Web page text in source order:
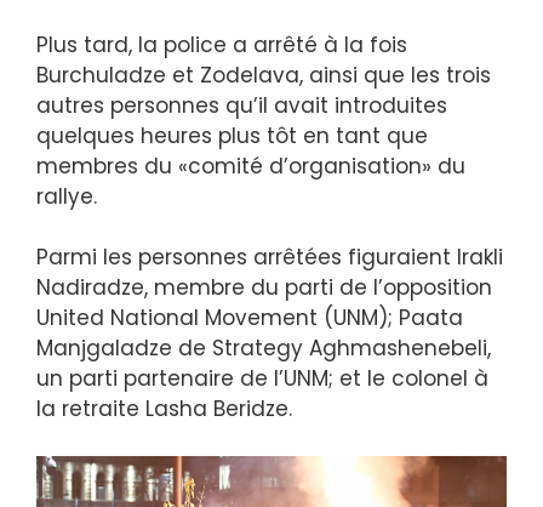
Plus tard, la police a arrêté à la fois
Burchuladze et Zodelava, ainsi que les trois
autres personnes qu’il avait introduites
quelques heures plus tôt en tant que
membres du «comité d’organisation» du
rallye.
Parmi les personnes arrêtées figuraient Irakli
Nadiradze, membre du parti de l’opposition
United National Movement (UNM); Paata
Manjgaladze de Strategy Aghmashenebeli,
un parti partenaire de l’UNM; et le colonel à
la retraite Lasha Beridze.